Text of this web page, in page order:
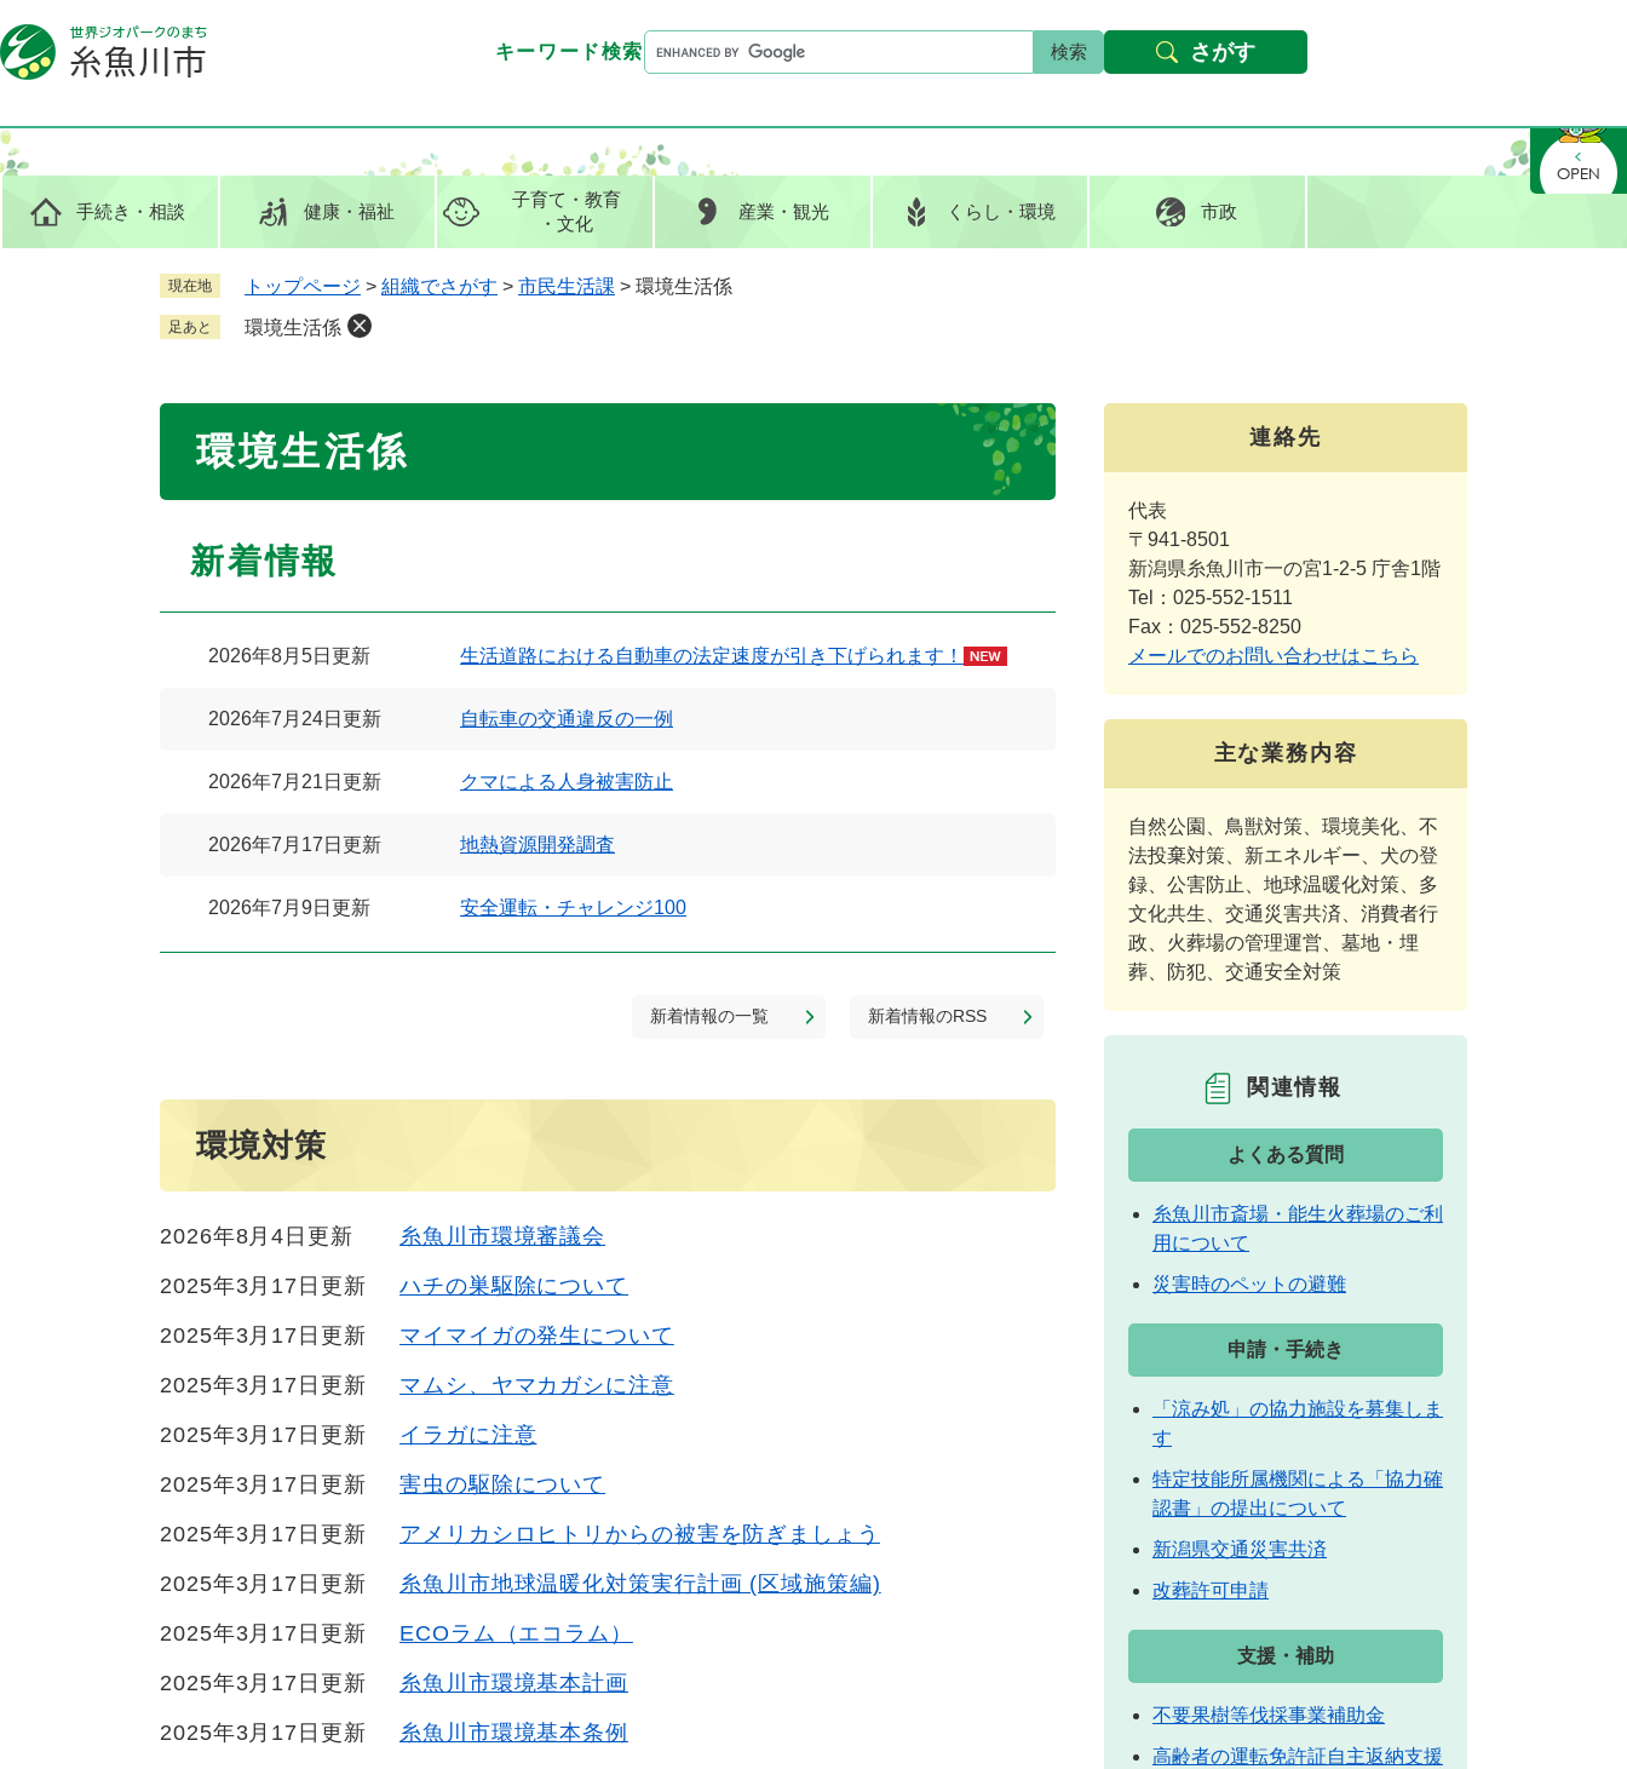
ー
ジ
先
頭
。
ニ
ュ
を
飛
て
本文へ Foreign languages
キーワード検索G
o
e
カ
手続き ・相談 健康・福祉
子育て ・教育
・文化
産業 ・観光 くらし ・環境 市政
キーワード検索
G
o
g
l
ス
タ
さがす
現在地 トップページ > 組織でさがす > 市民生活課 > 環境生活係
足あと 環境生活係
環境生活係
新着情報
2026年8月5日更新 生活道路における自動車の法定速度が引き下げられます！
2026年7月24日更新 自転車の交通違反の一例
2026年7月21日更新 クマによる人身被害防止
2026年7月17日更新 地熱資源開発調査
2026年7月9日更新 安全運転・チャレンジ100
新着情報の一覧 新着情報のRSS
環境対策
2026年8月4日更新 糸魚川市環境審議会
2025年3月17日更新 ハチの巣駆除について
2025年3月17日更新 マイマイガの発生について
2025年3月17日更新 マムシ、ヤマカガシに注意
2025年3月17日更新 イラガに注意
2025年3月17日更新 害虫の駆除について
2025年3月17日更新 アメリカシロヒトリからの被害を防ぎましょう
2025年3月17日更新 糸魚川市地球温暖化対策実行計画 (区域施策編)
2025年3月17日更新 ECOラム（エコラム）
2025年3月17日更新 糸魚川市環境基本計画
2025年3月17日更新 糸魚川市環境基本条例
連絡先
代表
〒941-8501
新潟県糸魚川市一の宮1-2-5 庁舎1階
Tel：025-552-1511
Fax：025-552-8250
メールでのお問い合わせはこちら
主な業務内容
自然公園、鳥獣対策、環境美化、不
法投棄対策、新エネルギー、犬の登
録、公害防止、地球温暖化対策、多
文化共生、交通災害共済、消費者行
政、火葬場の管理運営、墓地・埋
葬、防犯、交通安全対策
関連情報
よくある質問
糸魚川市斎場・能生火葬場のご利
用について
災害時のペットの避難
申請・手続き
「涼み処」の協力施設を募集しま
す
特定技能所属機関による「協力確
認書」の提出について
新潟県交通災害共済
改葬許可申請
支援・補助
不要果樹等伐採事業補助金
高齢者の運転免許証自主返納支援